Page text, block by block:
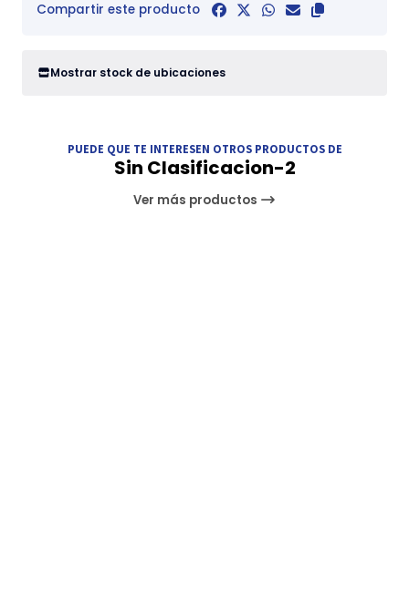
Compartir este producto
Mostrar stock de ubicaciones
PUEDE QUE TE INTERESEN OTROS PRODUCTOS DE
Sin Clasificacion-2
Ver más productos